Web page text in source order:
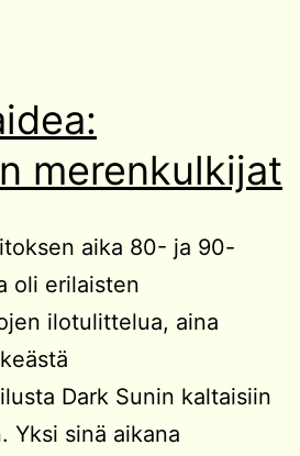
merenkulkijat
aika 80- ja 90-
oli erilaisten
ilotulittelua, aina
Dark Sunin kaltaisiin
Yksi sinä aikana